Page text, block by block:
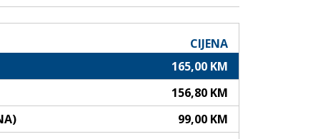
CIJENA
165,00 KM
156,80 KM
99,00 KM